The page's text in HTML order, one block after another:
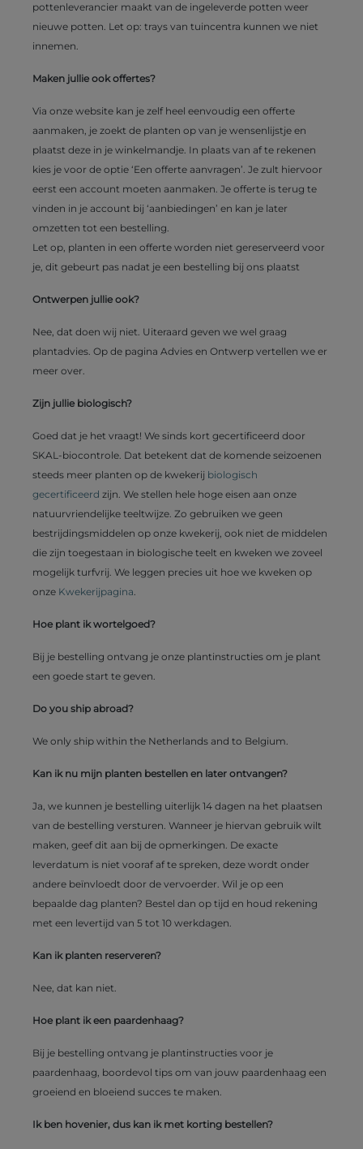
pottenleverancier maakt van de ingeleverde potten weer
nieuwe potten. Let op: trays van tuincentra kunnen we niet
innemen.
Maken jullie ook offertes?
Via onze website kan je zelf heel eenvoudig een offerte
aanmaken, je zoekt de planten op van je wensenlijstje en
plaatst deze in je winkelmandje. In plaats van af te rekenen
kies je voor de optie ‘Een offerte aanvragen’. Je zult hiervoor
eerst een account moeten aanmaken. Je offerte is terug te
vinden in je account bij ‘aanbiedingen’ en kan je later
omzetten tot een bestelling.
Let op, planten in een offerte worden niet gereserveerd voor
je, dit gebeurt pas nadat je een bestelling bij ons plaatst
Ontwerpen jullie ook?
Nee, dat doen wij niet. Uiteraard geven we wel graag
plantadvies. Op de pagina Advies en Ontwerp vertellen we er
meer over.
Zijn jullie biologisch?
Goed dat je het vraagt! We sinds kort gecertificeerd door
SKAL-biocontrole. Dat betekent dat de komende seizoenen
steeds meer planten op de kwekerij biologisch
gecertificeerd zijn. We stellen hele hoge eisen aan onze
natuurvriendelijke teeltwijze. Zo gebruiken we geen
bestrijdingsmiddelen op onze kwekerij, ook niet de middelen
die zijn toegestaan in biologische teelt en kweken we zoveel
mogelijk turfvrij. We leggen precies uit hoe we kweken op
onze Kwekerijpagina.
Hoe plant ik wortelgoed?
Bij je bestelling ontvang je onze plantinstructies om je plant
een goede start te geven.
Do you ship abroad?
We only ship within the Netherlands and to Belgium.
Kan ik nu mijn planten bestellen en later ontvangen?
Ja, we kunnen je bestelling uiterlijk 14 dagen na het plaatsen
van de bestelling versturen. Wanneer je hiervan gebruik wilt
maken, geef dit aan bij de opmerkingen. De exacte
leverdatum is niet vooraf af te spreken, deze wordt onder
andere beïnvloedt door de vervoerder. Wil je op een
bepaalde dag planten? Bestel dan op tijd en houd rekening
met een levertijd van 5 tot 10 werkdagen.
Kan ik planten reserveren?
Nee, dat kan niet.
Hoe plant ik een paardenhaag?
Bij je bestelling ontvang je plantinstructies voor je
paardenhaag, boordevol tips om van jouw paardenhaag een
groeiend en bloeiend succes te maken.
Ik ben hovenier, dus kan ik met korting bestellen?